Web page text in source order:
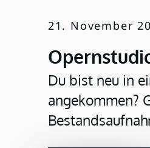
21. November
Du bist neu in
angekommen?